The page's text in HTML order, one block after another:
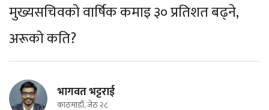
मुख्यसचिवको वार्षिक कमाइ ३० प्रतिशत बढ्ने,
अरूको कति?
भागवत भट्टराई
काठमाडौं, जेठ २८